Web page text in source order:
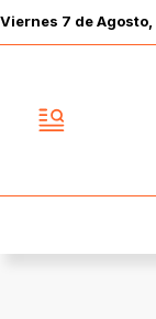
Viernes 7 deAgosto